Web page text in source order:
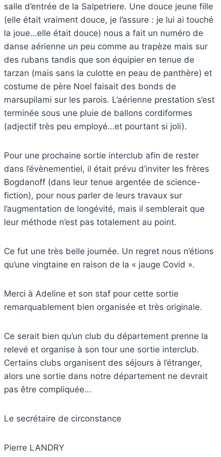
salle d’entrée de la Salpetriere. Une douce jeune fille
(elle était vraiment douce, je l’assure : je lui ai touché
la joue…elle était douce) nous a fait un numéro de
danse aérienne un peu comme au trapèze mais sur
des rubans tandis que son équipier en tenue de
tarzan (mais sans la culotte en peau de panthère) et
costume de père Noel faisait des bonds de
marsupilami sur les parois. L’aérienne prestation s’est
terminée sous une pluie de ballons cordiformes
(adjectif très peu employé…et pourtant si joli).
Pour une prochaine sortie interclub afin de rester
dans l’évènementiel, il était prévu d’inviter les frères
Bogdanoff (dans leur tenue argentée de science-
fiction), pour nous parler de leurs travaux sur
l’augmentation de longévité, mais il semblerait que
leur méthode n’est pas totalement au point.
Ce fut une très belle journée. Un regret nous n’étions
qu’une vingtaine en raison de la « jauge Covid ».
Merci à Adeline et son staf pour cette sortie
remarquablement bien organisée et très originale.
Ce serait bien qu’un club du département prenne la
relevé et organise à son tour une sortie interclub.
Certains clubs organisent des séjours à l’étranger,
alors une sortie dans notre département ne devrait
pas être compliquée…
Le secrétaire de circonstance
Pierre LANDRY